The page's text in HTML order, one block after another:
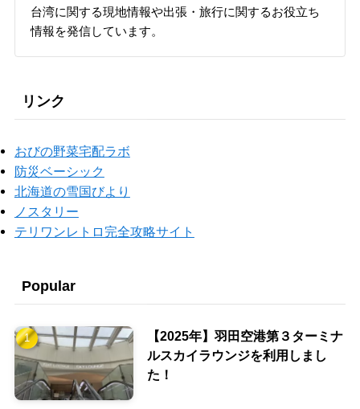
台湾に関する現地情報や出張・旅行に関するお役立ち
情報を発信しています。
リンク
おびの野菜宅配ラボ
防災ベーシック
北海道の雪国びより
ノスタリー
テリワンレトロ完全攻略サイト
Popular
【2025年】羽田空港第３ターミナ
ルスカイラウンジを利用しまし
た！